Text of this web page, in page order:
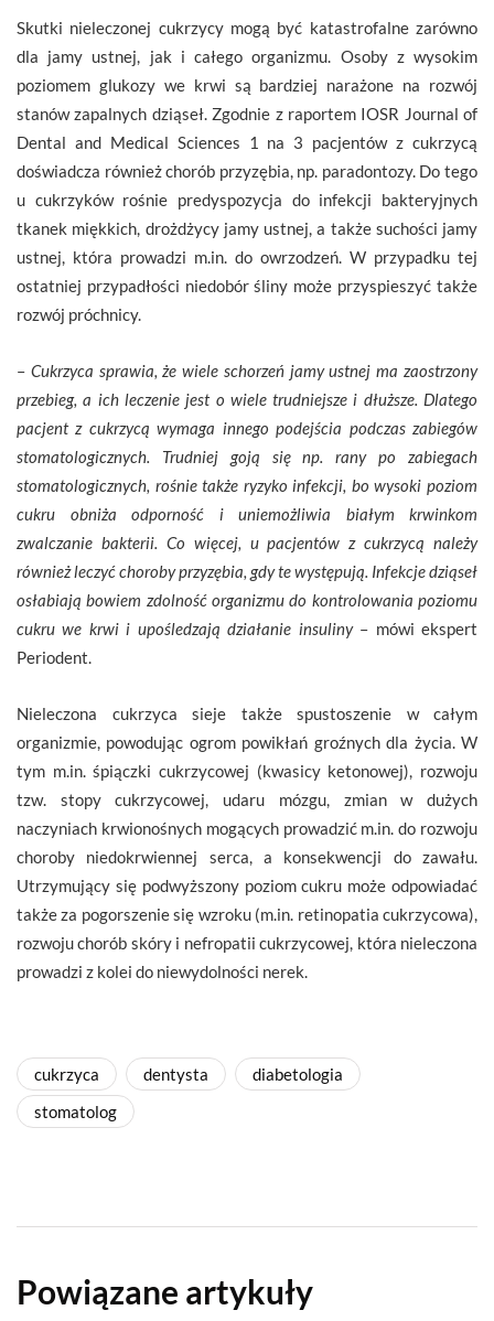
Skutki nieleczonej cukrzycy mogą być katastrofalne zarówno
dla jamy ustnej, jak i całego organizmu. Osoby z wysokim
poziomem glukozy we krwi są bardziej narażone na rozwój
stanów zapalnych dziąseł. Zgodnie z raportem IOSR Journal of
Dental and Medical Sciences 1 na 3 pacjentów z cukrzycą
doświadcza również chorób przyzębia, np. paradontozy. Do tego
u cukrzyków rośnie predyspozycja do infekcji bakteryjnych
tkanek miękkich, drożdżycy jamy ustnej, a także suchości jamy
ustnej, która prowadzi m.in. do owrzodzeń. W przypadku tej
ostatniej przypadłości niedobór śliny może przyspieszyć także
rozwój próchnicy.
– Cukrzyca sprawia, że wiele schorzeń jamy ustnej ma zaostrzony
przebieg, a ich leczenie jest o wiele trudniejsze i dłuższe. Dlatego
pacjent z cukrzycą wymaga innego podejścia podczas zabiegów
stomatologicznych. Trudniej goją się np. rany po zabiegach
stomatologicznych, rośnie także ryzyko infekcji, bo wysoki poziom
cukru obniża odporność i uniemożliwia białym krwinkom
zwalczanie bakterii. Co więcej, u pacjentów z cukrzycą należy
również leczyć choroby przyzębia, gdy te występują. Infekcje dziąseł
osłabiają bowiem zdolność organizmu do kontrolowania poziomu
cukru we krwi i upośledzają działanie insuliny – mówi ekspert
Periodent.
Nieleczona cukrzyca sieje także spustoszenie w całym
organizmie, powodując ogrom powikłań groźnych dla życia. W
tym m.in. śpiączki cukrzycowej (kwasicy ketonowej), rozwoju
tzw. stopy cukrzycowej, udaru mózgu, zmian w dużych
naczyniach krwionośnych mogących prowadzić m.in. do rozwoju
choroby niedokrwiennej serca, a konsekwencji do zawału.
Utrzymujący się podwyższony poziom cukru może odpowiadać
także za pogorszenie się wzroku (m.in. retinopatia cukrzycowa),
rozwoju chorób skóry i nefropatii cukrzycowej, która nieleczona
prowadzi z kolei do niewydolności nerek.
cukrzyca dentysta
diabetologia
stomatolog
Powiązane artykuły